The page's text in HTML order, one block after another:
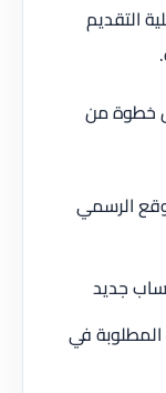
التقديم
خطوة من
الرسمي
جديد
المطلوبة في